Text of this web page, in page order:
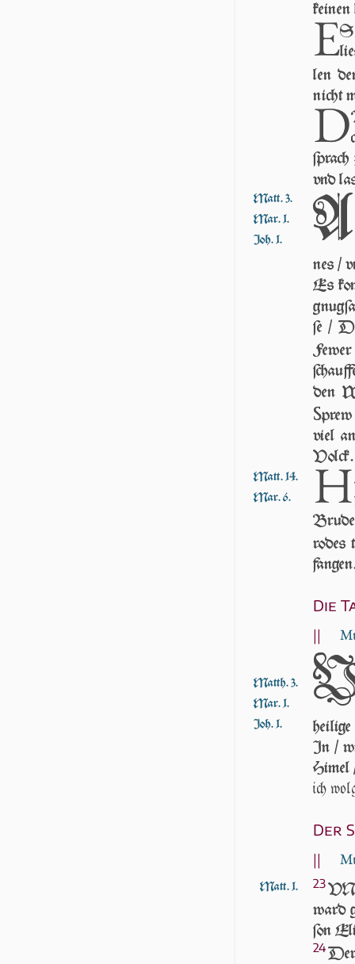
ES
len
nicht
Matt. 3.
Mar. 1.
Joh. 1.
D
vnd
A
nes /
Es
ſe /
den
S
viel
Volck.
Matt. 14.
Mar. 6.
H
ro­des
Die
||
Matth. 3.
Mar. 1.
Joh. 1.
In /
Hi­mel
ich
Der
||
Matt. 1. 23
ward
ſon
24Der